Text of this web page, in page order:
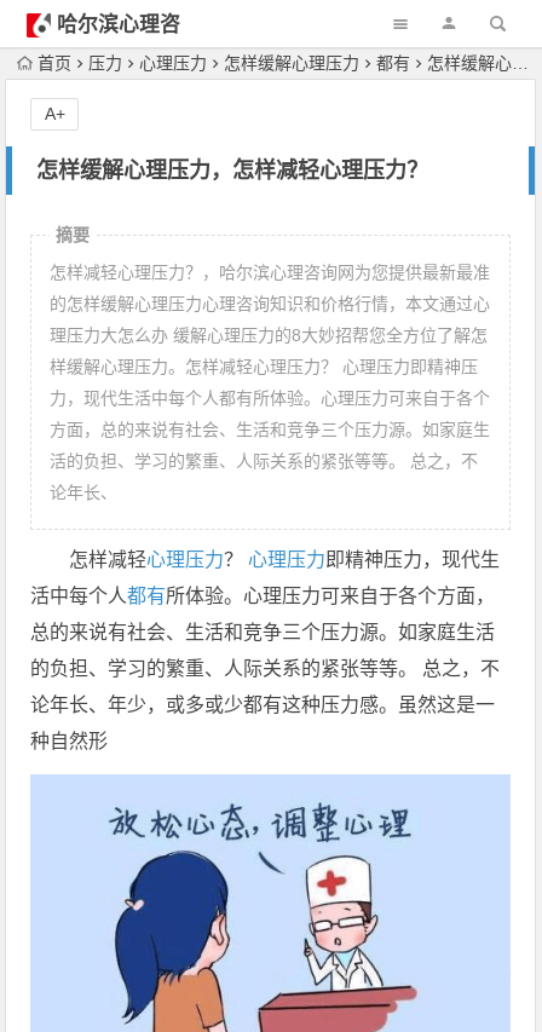
哈尔滨心理咨
询首页 压力 心理压力 怎样缓解心理压力 都有 怎样缓解心理压力，怎样减轻心理压力？
怎样缓解心理压力，怎样减轻心理压力？
A+
摘要
怎样减轻心理压力？，哈尔滨心理咨询网为您提供最新最准
的怎样缓解心理压力心理咨询知识和价格行情，本文通过心
理压力大怎么办 缓解心理压力的8大妙招帮您全方位了解怎
样缓解心理压力。怎样减轻心理压力？ 心理压力即精神压
力，现代生活中每个人都有所体验。心理压力可来自于各个
方面，总的来说有社会、生活和竞争三个压力源。如家庭生
活的负担、学习的繁重、人际关系的紧张等等。 总之，不
论年长、
怎样减轻心理压力？ 心理压力 即精神压力，现代生
活中每个人都有所体验。心理压力可来自于各个方面，
总的来说有社会、生活和竞争三个压力源。如家庭生活
的负担、学习的繁重、人际关系的紧张等等。 总之，不
论年长、年少，或多或少都有这种压力感。虽然这是一
种自然形